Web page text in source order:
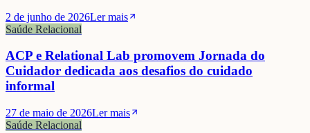
2 de junho de 2026Ler mais
Saúde Relacional
ACP e Relational Lab promovem Jornada do
Cuidador dedicada aos desafios do cuidado
informal
27 de maio de 2026Ler mais
Saúde Relacional